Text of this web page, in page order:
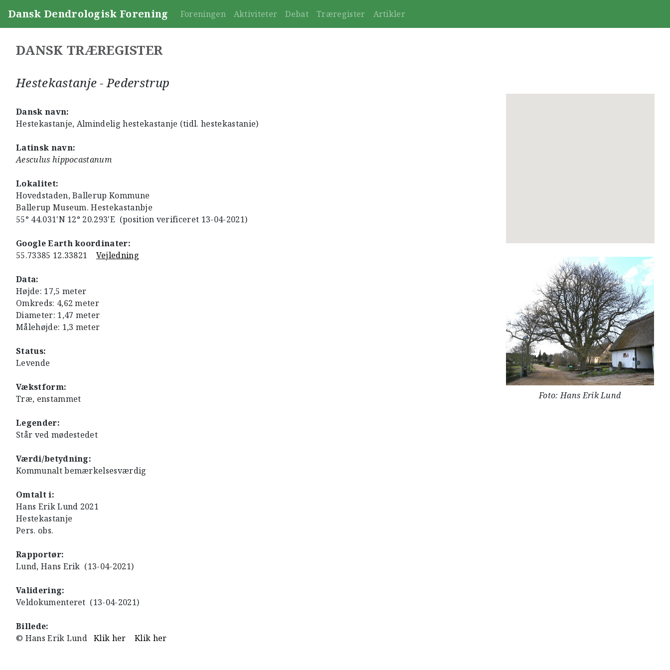
Dansk Dendrologisk Forening Foreningen Aktiviteter Debat Træregister Artikler
DANSK TRÆREGISTER
Hestekastanje - Pederstrup
Dansk navn:
Hestekastanje, Almindelig hestekastanje (tidl. hestekastanie)
Latinsk navn:
Aesculus hippocastanum
Lokalitet:
Hovedstaden, Ballerup Kommune
Ballerup Museum. Hestekastanbje
55° 44.031'N 12° 20.293'E (position verificeret 13-04-2021)
Google Earth koordinater:
55.73385 12.33821 Vejledning
Data:
Højde: 17,5 meter
Omkreds: 4,62 meter
Diameter: 1,47 meter
Målehøjde: 1,3 meter
Status:
Levende
Vækstform:
Træ, enstammet
Legender:
Står ved mødestedet
Værdi/betydning:
Kommunalt bemærkelsesværdig
Omtalt i:
Hans Erik Lund 2021
Hestekastanje
Pers. obs.
Rapportør:
Lund, Hans Erik (13-04-2021)
Validering:
Veldokumenteret (13-04-2021)
Billede:
© Hans Erik LundKlik her Klik her
Foto: Hans Erik Lund